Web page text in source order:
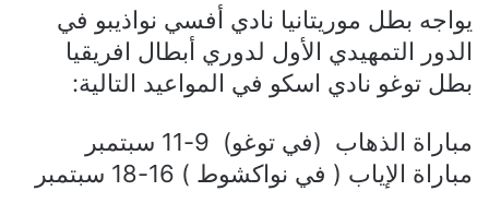
يواجه بطل موريتانيا نادي أفسي نواذيبو في
الدور التمهيدي الأول لدوري أبطال افريقيا
بطل توغو نادي اسكو في المواعيد التالية:
مباراة الذهاب (في توغو) 9-11 سبتمبر
مباراة الإياب ( في نواكشوط ) 16-18 سبتمبر